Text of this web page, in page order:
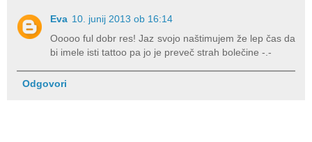
Eva 10. junij 2013 ob 16:14
Ooooo ful dobr res! Jaz svojo naštimujem že lep čas da
bi imele isti tattoo pa jo je preveč strah bolečine -.-
Odgovori